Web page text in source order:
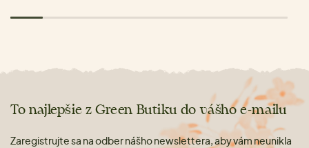
To najlepšie z Green Butiku do vášho e-mailu
Zaregistrujte sa na odber nášho newslettera, aby vám neunikla